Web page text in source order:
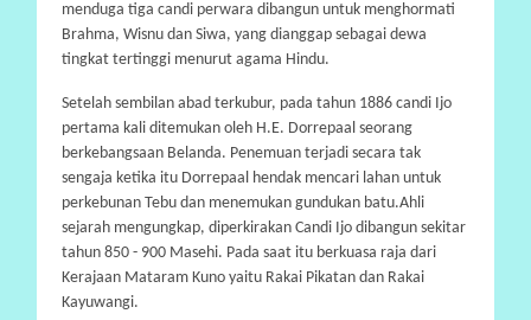
menduga tiga candi perwara dibangun untuk menghormati
Brahma, Wisnu dan Siwa, yang dianggap sebagai dewa
tingkat tertinggi menurut agama Hindu.
Setelah sembilan abad terkubur, pada tahun 1886 candi Ijo
pertama kali ditemukan oleh H.E. Dorrepaal seorang
berkebangsaan Belanda. Penemuan terjadi secara tak
sengaja ketika itu Dorrepaal hendak mencari lahan untuk
perkebunan Tebu dan menemukan gundukan batu.Ahli
sejarah mengungkap, diperkirakan Candi Ijo dibangun sekitar
tahun 850 - 900 Masehi. Pada saat itu berkuasa raja dari
Kerajaan Mataram Kuno yaitu Rakai Pikatan dan Rakai
Kayuwangi.